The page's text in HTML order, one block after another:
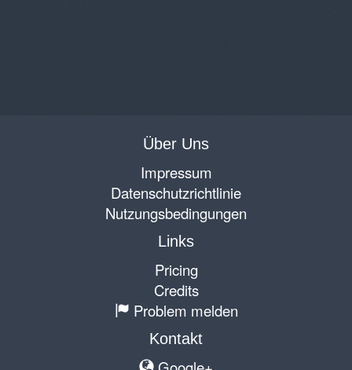
Über Uns
Impressum
Datenschutzrichtlinie
Nutzungsbedingungen
Links
Pricing
Credits
Problem melden
Kontakt